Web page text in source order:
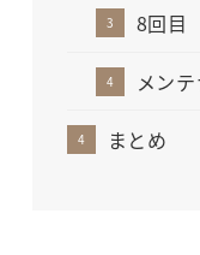
8回目
メン
まとめ